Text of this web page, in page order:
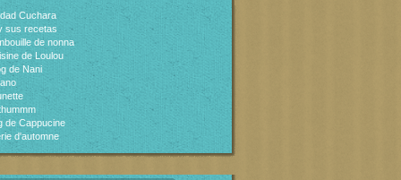
Cuchara
sus recetas
de nonna
de Loulou
de Nani
de Cappucine
d'automne